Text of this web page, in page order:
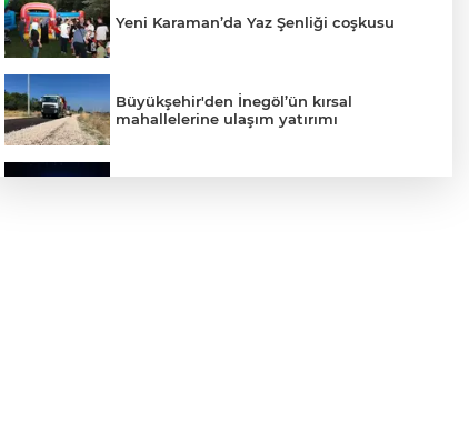
Yeni Karaman’da Yaz Şenliği coşkusu
Büyükşehir'den İnegöl’ün kırsal
mahallelerine ulaşım yatırımı